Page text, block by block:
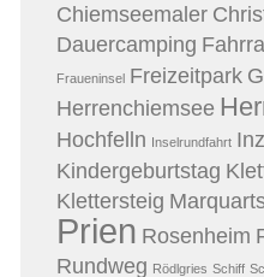
Chiemseemaler
Dauercamping
Fraueninsel Freizeitpark
Herrenchiemsee
Hochfelln Inselrundfahrt
Kindergeburtstag
Klettersteig
Prien Rosenheim
Rundweg Rödlgries Schiff